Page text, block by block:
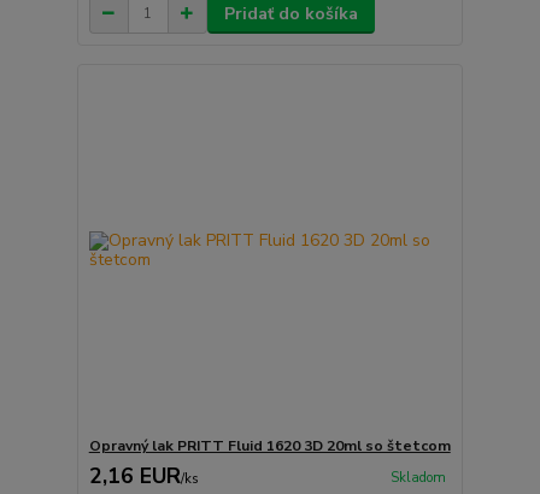
Pridať do košíka
Opravný lak PRITT Fluid 1620 3D 20ml so štetcom
2,16 EUR/ks Skladom